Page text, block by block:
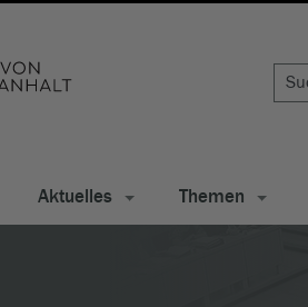
Aktuelles Themen